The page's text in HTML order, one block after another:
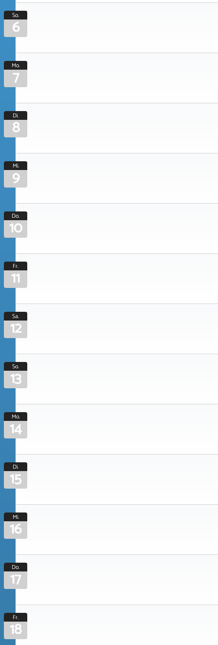
So.
6
Mo.
7
Di.
8
Mi.
9
Do.
10
Fr.
11
Sa.
12
So.
13
Mo.
14
Di.
15
Mi.
16
Do.
17
Fr.
18